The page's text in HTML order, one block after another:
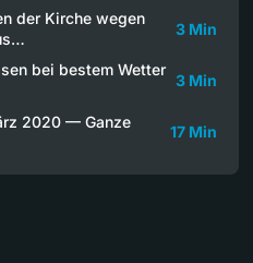
der Kirche wegen
3 Min
bei bestem Wetter
3 Min
2020 — Ganze
17 Min